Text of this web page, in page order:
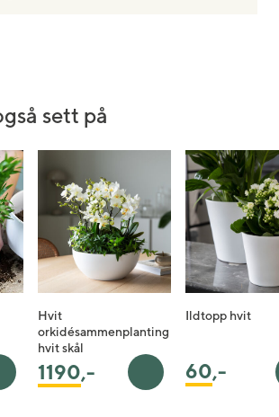
sett på
Legg i handlekurv
Hvit
orkidésammenplanting
hvit skål
1190,- Legg i handlekurv
Ildtopp hvit
60,-